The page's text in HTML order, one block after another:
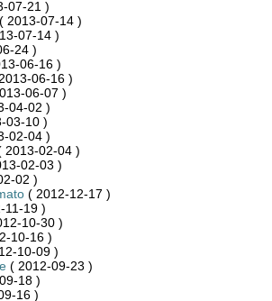
07-21 )
( 2013-07-14 )
07-14 )
24 )
06-16 )
06-16 )
06-07 )
04-02 )
03-10 )
02-04 )
2013-02-04 )
02-03 )
02 )
( 2012-12-17 )
11-19 )
10-30 )
10-16 )
10-09 )
( 2012-09-23 )
18 )
16 )